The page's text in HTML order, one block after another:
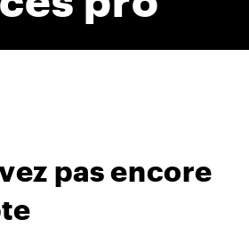
pas encore